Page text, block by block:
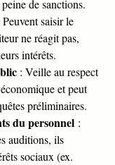
de sanctions.
Peuvent saisir le
ne réagit pas,
intérêts.
: Veille au respect
et peut
préliminaires.
du personnel :
auditions, ils
sociaux (ex.